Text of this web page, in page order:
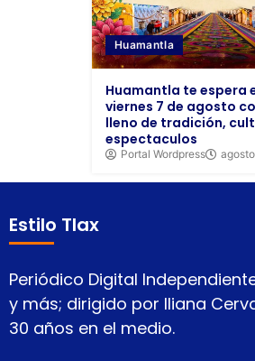
Huamantla
Huamantla te espera
viernes 7 de agosto
lleno de tradición,
espectaculos
Portal Wordpress
Estilo Tlax
Periódico Digital
y más; dirigido por Iliana
30 años en el medio.